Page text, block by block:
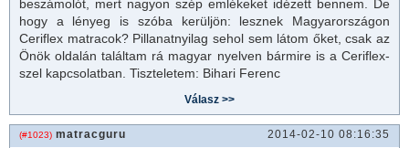
beszámolót, mert nagyon szép emlékeket idézett bennem. De
hogy a lényeg is szóba kerüljön: lesznek Magyarországon
Ceriflex matracok? Pillanatnyilag sehol sem látom őket, csak az
Önök oldalán találtam rá magyar nyelven bármire is a Ceriflex-
szel kapcsolatban. Tiszteletem: Bihari Ferenc
(#1023) matracguru 2014-02-10 08:16:35